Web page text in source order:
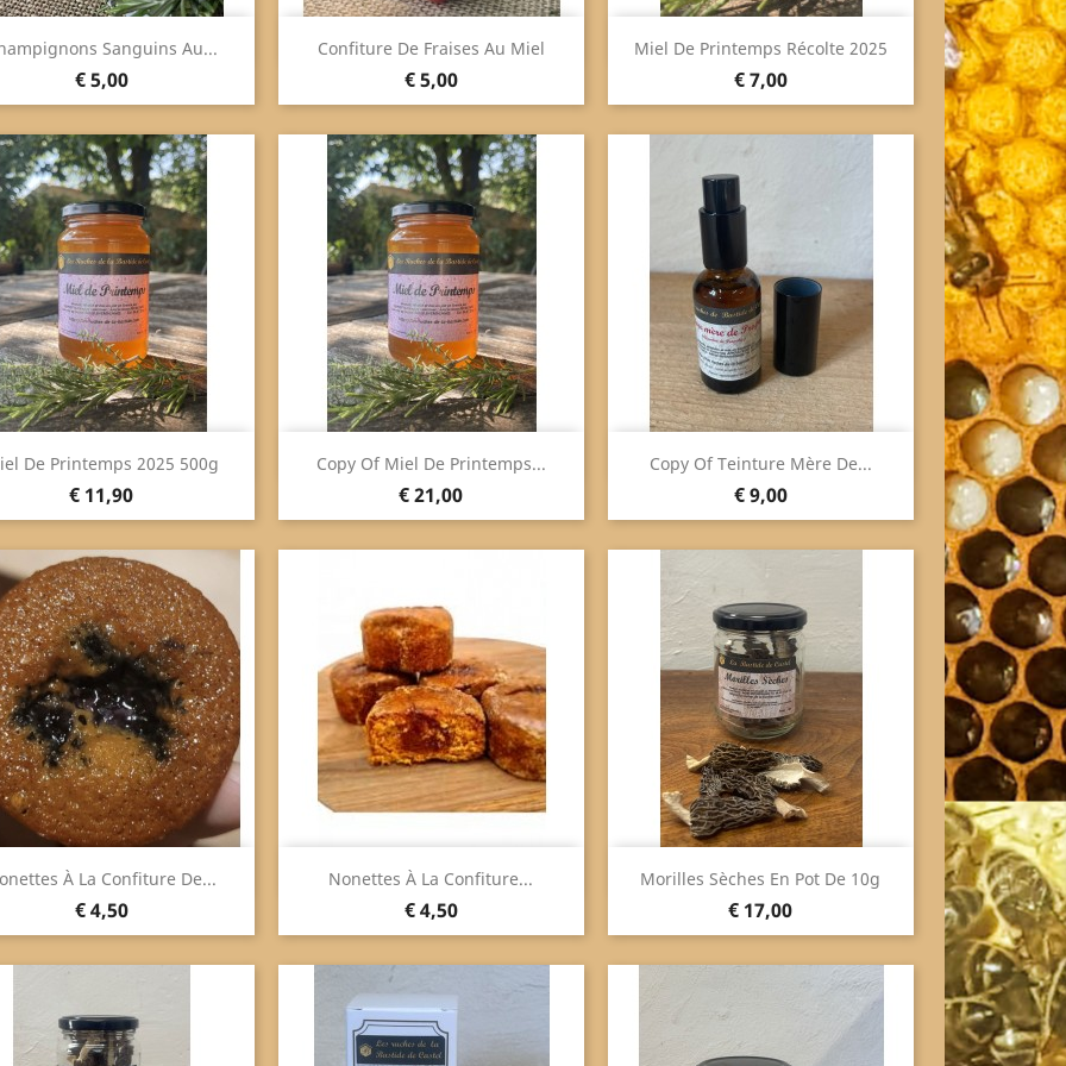
Sanguins Au...
Prijs
€ 5,00
Snel bekijken Confiture De Fraises Au Miel
Prijs
€ 5,00
Snel bekijken Miel De Printemps Récolte 2025
Prijs
€ 7,00
Snel bekijken
De Printemps 2025 500g
Prijs
€ 11,90
Snel bekijken Copy Of Miel De Printemps...
Prijs
€ 21,00
Snel bekijken Copy Of Teinture Mère De...
Prijs
€ 9,00
Snel bekijken
À La Confiture De...
Prijs
€ 4,50
Snel bekijken Nonettes À La Confiture...
Prijs
€ 4,50
Snel bekijken Morilles Sèches En Pot De 10g
Prijs
€ 17,00
Snel bekijken